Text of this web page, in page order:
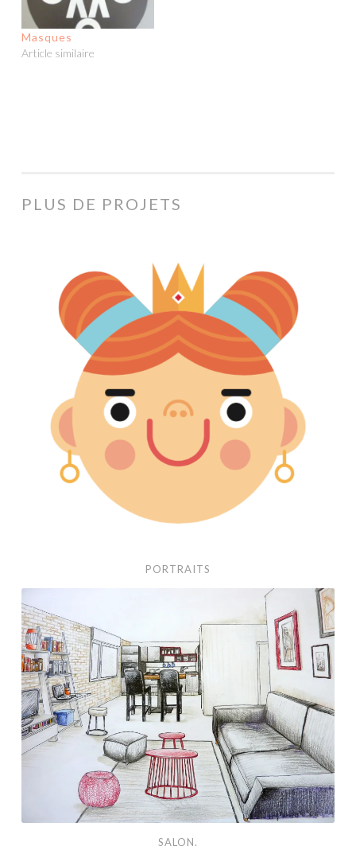
Masques
Article similaire
PLUS DE PROJETS
PORTRAITS
SALON.